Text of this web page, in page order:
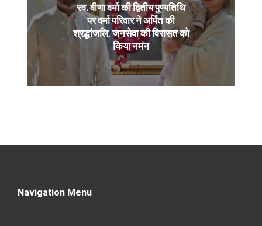
स्व. वीणा वर्मा की द्वितीय पुण्यतिथि
पर वर्मा परिवार ने अर्पित की
श्रद्धांजलि, जनसेवा की विरासत को
किया नमन
Navigation Menu